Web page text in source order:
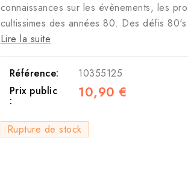
connaissances sur les évènements, les
cultissimes des années 80. Des défis
Lire la suite
Référence:
10355125
Prix public
: 10,90 €
Rupture de stock